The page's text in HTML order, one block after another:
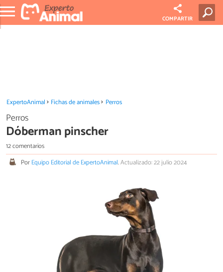
COMPARTIR
ExpertoAnimal Fichas de animales Perros
Perros
Dóberman pinscher
12 comentarios
PorEquipo Editorial de ExpertoAnimal.Actualizado: 22 julio 2024